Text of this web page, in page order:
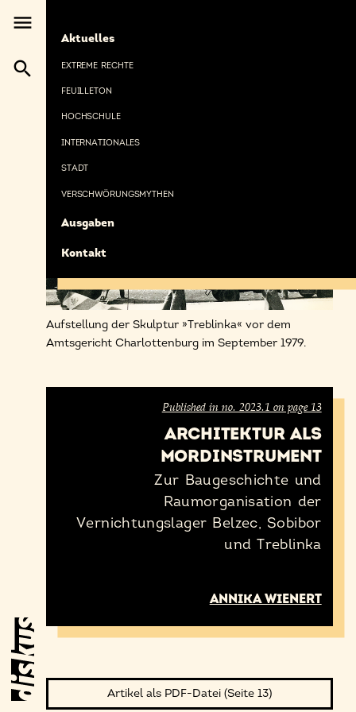
zummenu HAUPTNAVIGATION
Aktuelles
EXTREME RECHTE
FEUILLETON
HOCHSCHULE
INTERNATIONALES
STADT
VERSCHWÖRUNGSMYTHEN
Ausgaben
Kontakt
search
BILDUNTERSCHRIFT
Aufstellung der Skulptur »Treblinka« vor dem
Amtsgericht Charlottenburg im September 1979.
Published in no. 2023.1 on page 13
ARCHITEKTUR ALS
MORDINSTRUMENT
Zur Baugeschichte und
Raumorganisation der
Vernichtungslager Belzec, Sobibor
und Treblinka
ANNIKA WIENERT
Artikel als PDF-Datei (Seite 13)